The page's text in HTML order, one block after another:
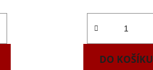
DO KOŠÍKU